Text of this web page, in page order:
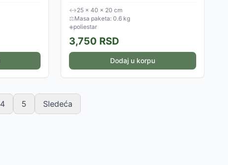
izbor za sve...
↔25 × 40 × 20 cm
⚖Masa paketa: 0.6 kg
◈poliestar
3,750 RSD
Dodaj u korpu
4 5 Sledeća